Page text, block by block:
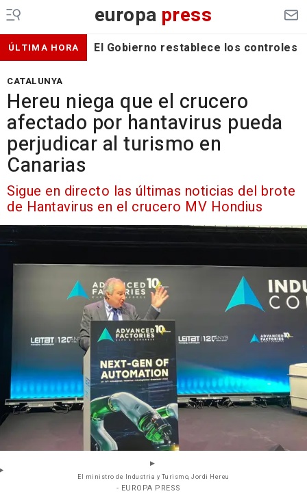
europa press
ÚLTIMA HORA El Gobierno restablece los
CATALUNYA
Hereu niega que el crucero
afectado por hantavirus pueda
perjudicar al turismo en
Canarias
Sigue en directo las últimas noticias del brote
de Hantavirus en el crucero MV Hondius
El ministro de Industria y Turismo, Jordi Hereu
- EUROPA PRESS